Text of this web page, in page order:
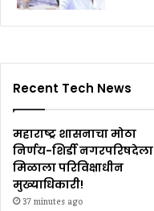
Recent Tech News
महाराष्ट्र शासनाचा मोठा
निर्णय-शिर्डी नगरपरिषदेला
मिळाला परिविक्षाधीन
मुख्याधिकारी!
37 minutes ago